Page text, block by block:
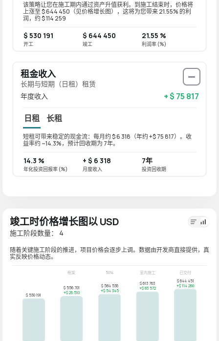
该策略让您在施工期内通过资产升值获利。到施工结束时，价格将
上涨至 $ 644 450（见价格增长图），这将为您带来 21.55% 的利
润，约 $ 114 259
$ 530 191
开工
$ 644 450
竣工
21.55 %
利润率 (%)
租金收入
长期与短期（日租）租赁
年度收入
+ $ 75 817
日租 长租
短租可带来稳定的现金流：每月约 $ 6 318（年约 +$ 75 817）。收
益率约 ~14.3%，预计回收期为 7年。
14.3 %
年化投资回报率 (%)
+ $ 6 318
月度收入
7年
投资回收期
竣工时价格增长图以 USD
施工阶段数量： 4
随着关键施工阶段的推进，项目价格会逐步上调。数据由开发商直接提供，真
实反映价格动态。